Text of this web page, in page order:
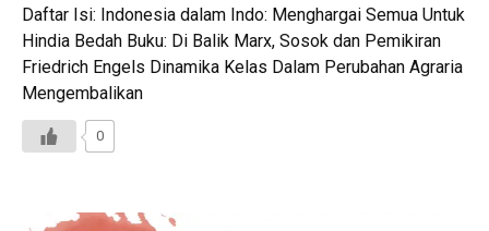
Daftar Isi: Indonesia dalam Indo: Menghargai Semua Untuk
Hindia Bedah Buku: Di Balik Marx, Sosok dan Pemikiran
Friedrich Engels Dinamika Kelas Dalam Perubahan Agraria
Mengembalikan
0